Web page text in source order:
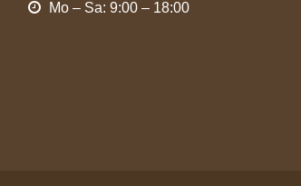
Mo – Sa: 9:00 – 18:00